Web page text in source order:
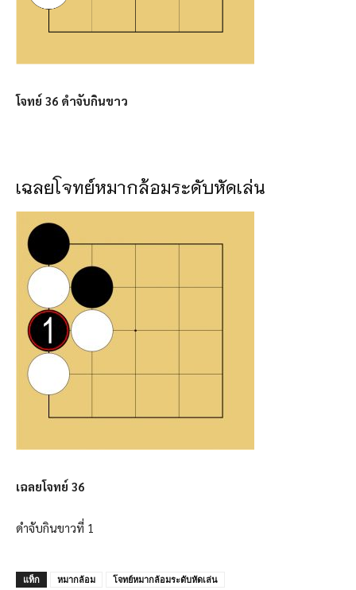
โจทย์ 36 ดำจับกินขาว
เฉลยโจทย์หมากล้อมระดับหัดเล่น
เฉลยโจทย์ 36
ดำจับกินขาวที่ 1
แท็ก หมากล้อม โจทย์หมากล้อมระดับหัดเล่น